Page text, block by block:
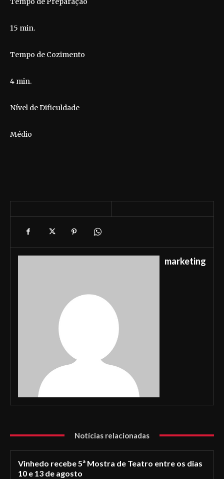
15 min.
Tempo de Cozimento
4 min.
Nível de Dificuldade
Médio
marketing
Notícias relacionadas
Vinhedo recebe 5ª Mostra de Teatro entre os dias
10 e 13 de agosto